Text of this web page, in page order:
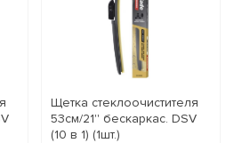
Щетка стеклоочистителя
53см/21'' бескаркас. DSV
(10 в 1) (1шт.)